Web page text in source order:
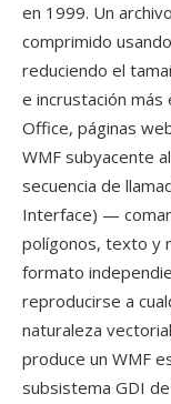
en 1999. Un
comprimido
reduciendo el
e incrustación
Office, páginas
WMF subyacente
secuencia de
Interface) —
polígonos, texto y
formato
reproducirse a
naturaleza
produce un WMF
subsistema GDI